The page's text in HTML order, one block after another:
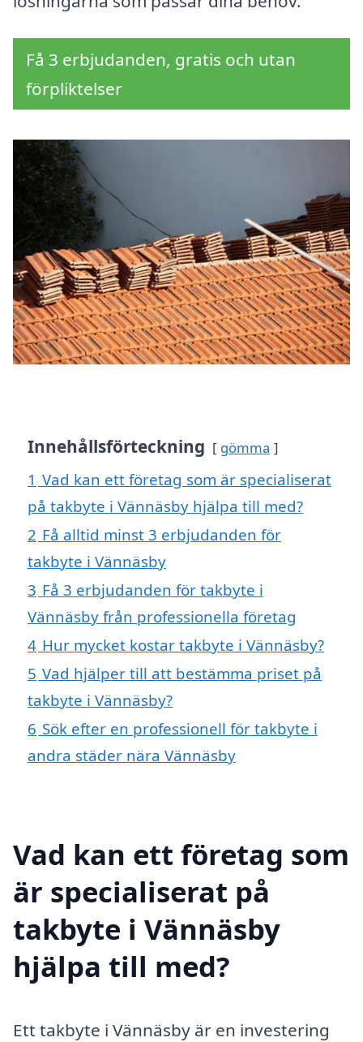
Få 3 erbjudanden, gratis och utan
förpliktelser
Innehållsförteckning gömma
1 Vad kan ett företag som är specialiserat
på takbyte i Vännäsby hjälpa till med?
2 Få alltid minst 3 erbjudanden för
takbyte i Vännäsby
3 Få 3 erbjudanden för takbyte i
Vännäsby från professionella företag
4 Hur mycket kostar takbyte i Vännäsby?
5 Vad hjälper till att bestämma priset på
takbyte i Vännäsby?
6 Sök efter en professionell för takbyte i
andra städer nära Vännäsby
Vad kan ett företag som
är specialiserat på
takbyte i Vännäsby
hjälpa till med?
Ett takbyte i Vännäsby är en investering